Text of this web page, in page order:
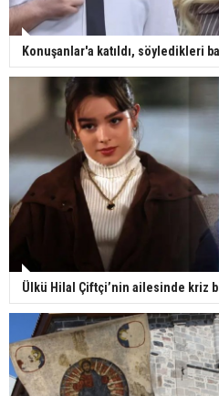
Konuşanlar'a katıldı, söyledikleri
Ülkü Hilal Çiftçi’nin ailesinde kriz